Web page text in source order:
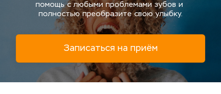
помощь с любыми проблемами зубов и
полностью преобразите свою улыбку.
Записаться на приём